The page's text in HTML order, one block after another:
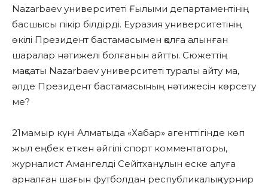
Nazarbaev университеті Ғылыми департаментінің
басшысы пікір білдірді. Еуразия университетінің
өкілі Президент бастамасымен қолға алынған
шаралар нәтижелі болғанын айтты. Сюжеттің
мақсаты Nazarbaev университеті туралы айту ма,
әлде Президент бастамасының нәтижесін көрсету
ме?
21мамыр күні Алматыда «Хабар» агенттігінде көп
жыл еңбек еткен әйгілі спорт комментаторы,
журналист Амангелді Сейітханұлын еске алуға
арналған шағын футболдан республикалық турнир